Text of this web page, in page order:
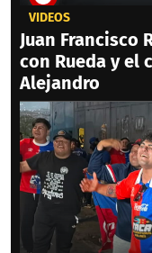
VIDEOS
Juan Francisco
con Rueda y el
Alejandro